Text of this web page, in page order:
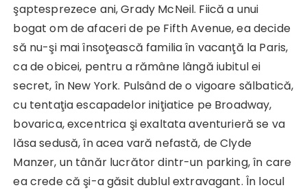
şaptesprezece ani, Grady McNeil. Fiică a unui
bogat om de afaceri de pe Fifth Avenue, ea decide
să nu-şi mai însoţească familia în vacanţă la Paris,
ca de obicei, pentru a rămâne lângă iubitul ei
secret, în New York. Pulsând de o vigoare sălbatică,
cu tentaţia escapadelor iniţiatice pe Broadway,
bovarica, excentrica şi exaltata aventurieră se va
lăsa sedusă, în acea vară nefastă, de Clyde
Manzer, un tânăr lucrător dintr-un parking, în care
ea crede că şi-a găsit dublul extravagant. În locul